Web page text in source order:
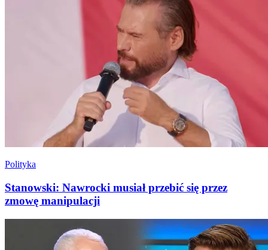
Polityka
Stanowski: Nawrocki musiał przebić się przez
zmowę manipulacji